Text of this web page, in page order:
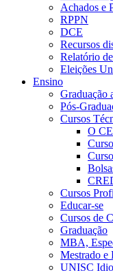
Achados e
RPPN
DCE
Recursos
Relatório
Eleições
Ensino
Graduação
Pós-
Cursos
O
Cursos
Educar-se
Cursos de
Graduação
MBA,
Mestrado e
UNISC